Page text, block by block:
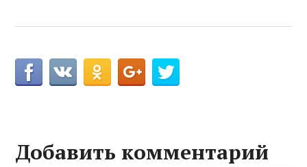
Добавить комментарий